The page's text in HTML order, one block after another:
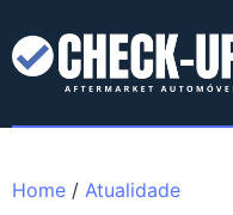
Home / Atualidade